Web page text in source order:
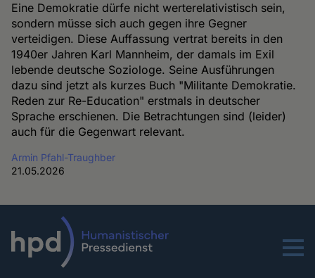
Eine Demokratie dürfe nicht werterelativistisch sein,
sondern müsse sich auch gegen ihre Gegner
verteidigen. Diese Auffassung vertrat bereits in den
1940er Jahren Karl Mannheim, der damals im Exil
lebende deutsche Soziologe. Seine Ausführungen
dazu sind jetzt als kurzes Buch "Militante Demokratie.
Reden zur Re-Education" erstmals in deutscher
Sprache erschienen. Die Betrachtungen sind (leider)
auch für die Gegenwart relevant.
Armin Pfahl-Traughber
21.05.2026
Menu